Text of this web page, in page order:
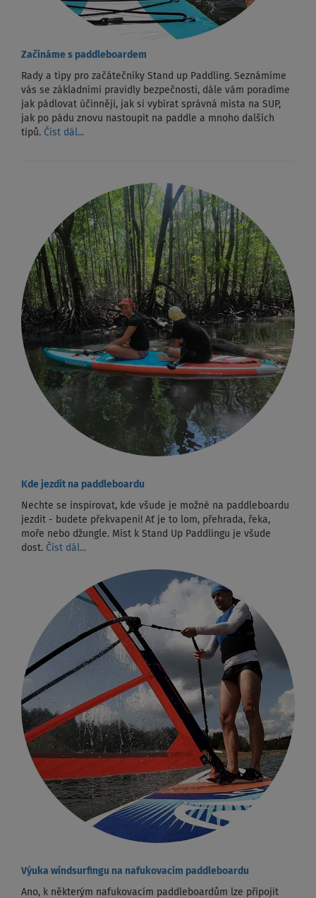
Začínáme s paddleboardem
Rady a tipy pro začátečníky Stand up Paddling. Seznámíme
vás se základními pravidly bezpečnosti, dále vám poradíme
jak pádlovat účinněji, jak si vybírat správná místa na SUP,
jak po pádu znovu nastoupit na paddle a mnoho dalších
tipů. Číst dál...
Kde jezdit na paddleboardu
Nechte se inspirovat, kde všude je možné na paddleboardu
jezdit - budete překvapeni! Ať je to lom, přehrada, řeka,
moře nebo džungle. Míst k Stand Up Paddlingu je všude
dost. Číst dál...
Výuka windsurfingu na nafukovacím paddleboardu
Ano, k některým nafukovacím paddleboardům lze připojit